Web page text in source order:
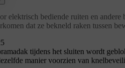
elektrisch bediende ruiten en
dat ze bekneld raken tussen
tijdens het sluiten wordt
manier voorzien van